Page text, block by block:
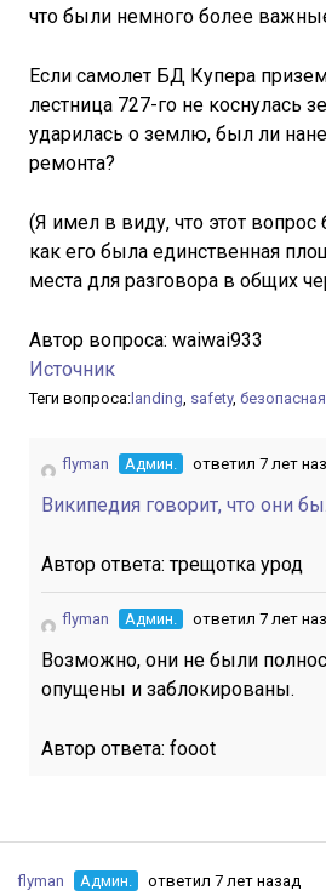
что были немного более
Если самолет БД Купера
лестница 727-го не коснулась
ударилась о землю, был ли
ремонта?
(Я имел в виду, что этот вопрос
как его была единственная
места для разговора в общих
Автор вопроса: waiwai933
Источник
Теги вопроса: landing, safety, безопасная
flyman Админ. ответил 7 лет
Википедия говорит, что они
Автор ответа:трещотка урод
flyman Админ. ответил 7 лет
Возможно, они не были
опущены и заблокированы.
Автор ответа: fooot
flyman Админ. ответил 7 лет назад